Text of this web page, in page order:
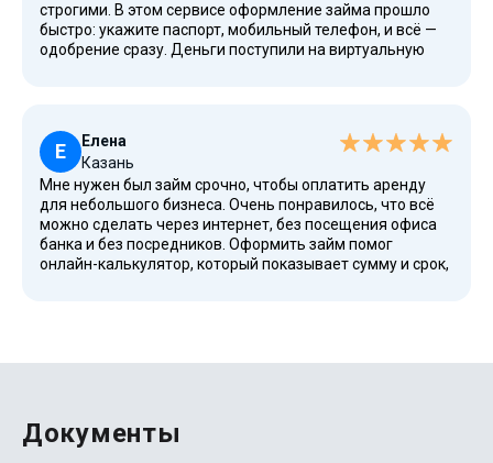
строгими. В этом сервисе оформление займа прошло
быстро: укажите паспорт, мобильный телефон, и всё —
одобрение сразу. Деньги поступили на виртуальную
краткосрочные займы доступны без лишних проверок.
Процентная ставка низкая, а скорость рассмотрения
высокая. Для новых пользователей есть
дополнительная информация на сайте — нажмите
здесь, чтобы узнать подробнее.
Е
Елена
Казань
Мне нужен был займ срочно, чтобы оплатить аренду
для небольшого бизнеса. Очень понравилось, что всё
можно сделать через интернет, без посещения офиса
банка и без посредников. Оформить займ помог
онлайн-калькулятор, который показывает сумму и срок,
отказа. Это надежные МФО, которые дают займ без
решения финансовых вопросов.
Документы